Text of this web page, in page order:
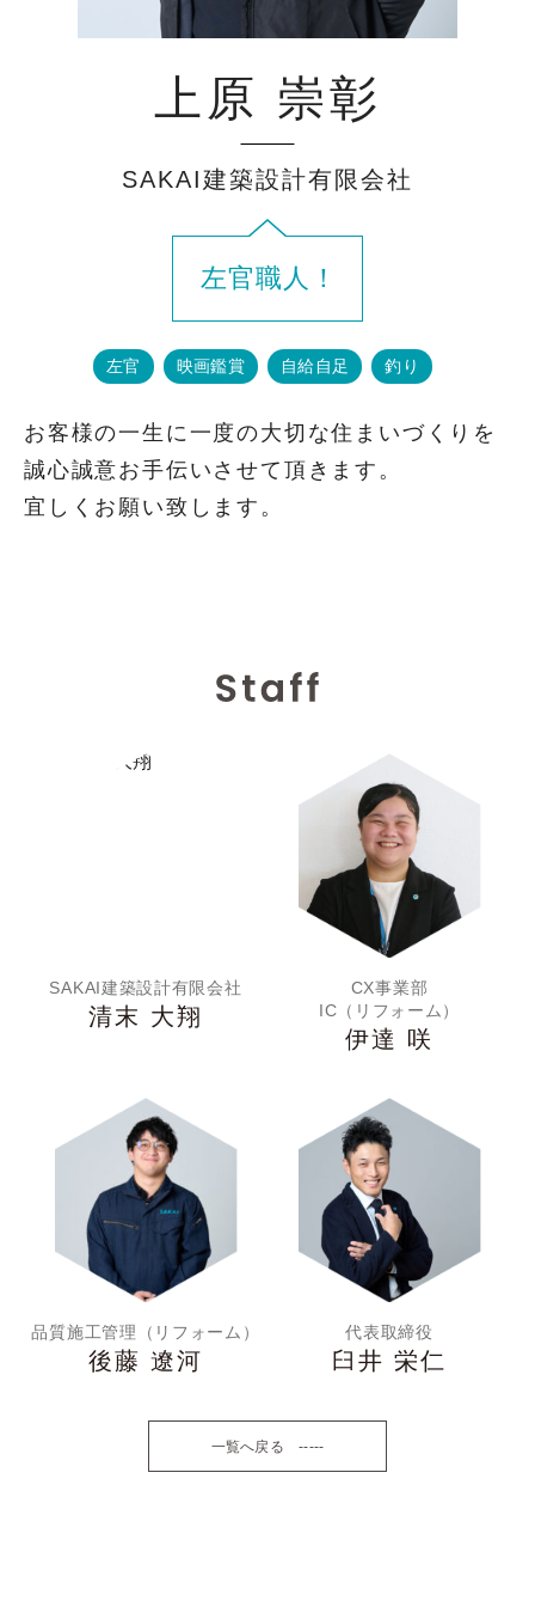
上原 崇彰
SAKAI建築設計有限会社
左官職人！
左官 映画鑑賞 自給自足 釣り
お客様の一生に一度の大切な住まいづくりを
誠心誠意お手伝いさせて頂きます。
宜しくお願い致します。
SAKAI建築設計有限会社
清末 大翔
CX事業部
IC（リフォーム）
伊達 咲
品質施工管理（リフォーム）
後藤 遼河
代表取締役
臼井 栄仁
一覧へ戻る